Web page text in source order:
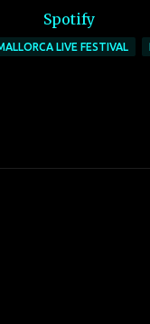
Spotify
LIVE FESTIVAL